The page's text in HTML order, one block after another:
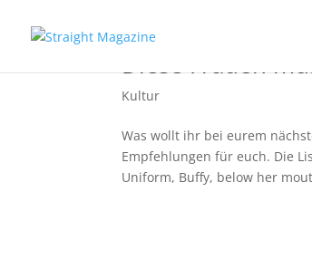
Diese Frauen
Kultur
Was wollt ihr bei eurem
Empfehlungen für euch. Die
Uniform, Buffy, below her